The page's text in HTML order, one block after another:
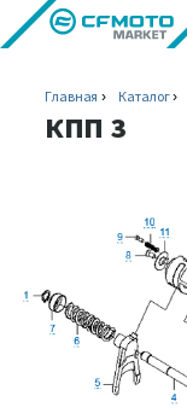
Главная Каталог
КПП 3